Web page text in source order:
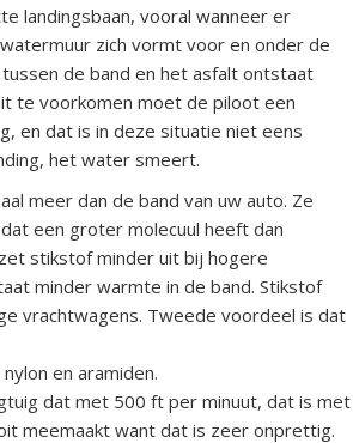
landingsbaan, vooral wanneer er
zich vormt voor en onder de
de band en het asfalt ontstaat
te voorkomen moet de piloot een
en dat is in deze situatie niet eens
het water smeert.
meer dan de band van uw auto. Ze
een groter molecuul heeft dan
stikstof minder uit bij hogere
minder warmte in de band. Stikstof
vrachtwagens. Tweede voordeel is dat
en aramiden.
dat met 500 ft per minuut, dat is met
meemaakt want dat is zeer onprettig.